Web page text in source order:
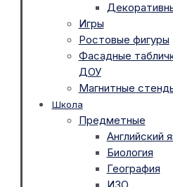
Игры
Ростовые фигуры
Фасадные
ДОУ
Магнитные
Школа
Предметные
Английский
Биология
География